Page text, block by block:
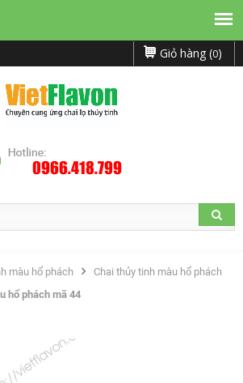
Giỏ hàng (0)
0966.418.799
màu hổ phách
Chai thủy tinh màu hổ phách
hổ phách mã 44